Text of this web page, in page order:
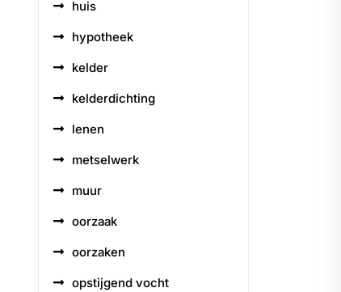
huis
hypotheek
kelder
kelderdichting
lenen
metselwerk
muur
oorzaak
oorzaken
opstijgend vocht